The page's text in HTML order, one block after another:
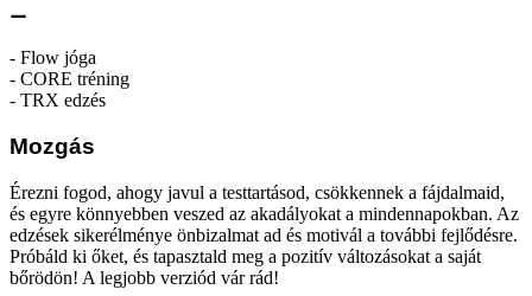
⚊
- Flow jóga
- CORE tréning
- TRX edzés
Mozgás
Érezni fogod, ahogy javul a testtartásod, csökkennek a fájdalmaid,
és egyre könnyebben veszed az akadályokat a mindennapokban. Az
edzések sikerélménye önbizalmat ad és motivál a további fejlődésre.
Próbáld ki őket, és tapasztald meg a pozitív változásokat a saját
bőrödön! A legjobb verziód vár rád!